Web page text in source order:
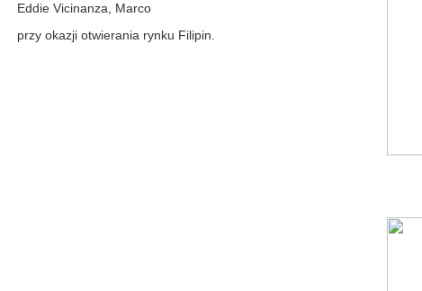
Eddie Vicinanza, Marco
przy okazji otwierania rynku Filipin.